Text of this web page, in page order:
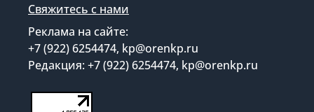
Свяжитесь с нами
Реклама на сайте:
+7 (922) 6254474, kp@orenkp.ru
Редакция: +7 (922) 6254474, kp@orenkp.ru